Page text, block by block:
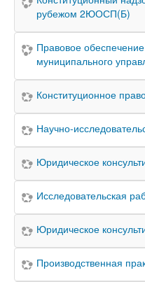
рубежом 2ЮОСП(Б)
Правовое
муниципального
Конституционное
Научно-
Юридическое
Исследовательская
Юридическое
Производственная